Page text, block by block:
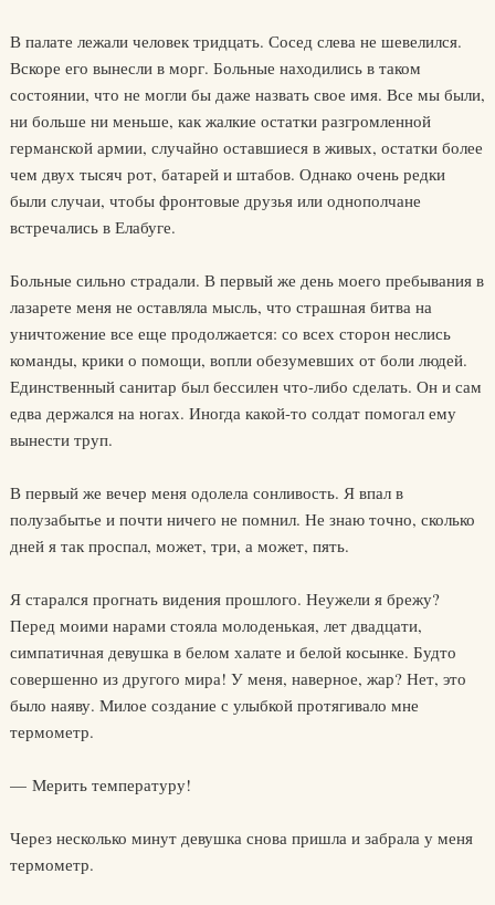
В палате лежали человек тридцать. Сосед слева не шевелился.
Вскоре его вынесли в морг. Больные находились в таком
состоянии, что не могли бы даже назвать свое имя. Все мы были,
ни больше ни меньше, как жалкие остатки разгромленной
германской армии, случайно оставшиеся в живых, остатки более
чем двух тысяч рот, батарей и штабов. Однако очень редки
были случаи, чтобы фронтовые друзья или однополчане
встречались в Елабуге.
Больные сильно страдали. В первый же день моего пребывания в
лазарете меня не оставляла мысль, что страшная битва на
уничтожение все еще продолжается: со всех сторон неслись
команды, крики о помощи, вопли обезумевших от боли людей.
Единственный санитар был бессилен что-либо сделать. Он и сам
едва держался на ногах. Иногда какой-то солдат помогал ему
вынести труп.
В первый же вечер меня одолела сонливость. Я впал в
полузабытье и почти ничего не помнил. Не знаю точно, сколько
дней я так проспал, может, три, а может, пять.
Я старался прогнать видения прошлого. Неужели я брежу?
Перед моими нарами стояла молоденькая, лет двадцати,
симпатичная девушка в белом халате и белой косынке. Будто
совершенно из другого мира! У меня, наверное, жар? Нет, это
было наяву. Милое создание с улыбкой протягивало мне
термометр.
— Мерить температуру!
Через несколько минут девушка снова пришла и забрала у меня
термометр.